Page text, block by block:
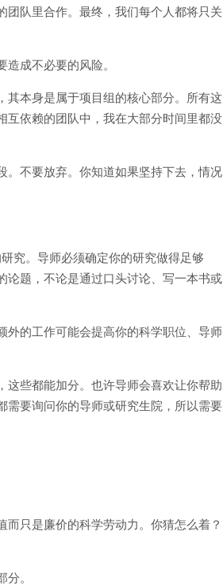
队里合作。最终，我们每个人都将只关
成不必要的风险。
其本身是属于项目组的核心部分。所有这
互依赖的团队中，我在大部分时间里都没
。不要放弃。你知道如果坚持下去，情况
究。导师必须确定你的研究做得足够
论题，不论是通过口头讨论、写一本书或
外的工作可能会提高你的科学职位、导师
些都能加分。也许导师会喜欢让你帮助
需要询问你的导师或研究生院，所以需要
只是廉价的科学劳动力。你猜怎么着？
。